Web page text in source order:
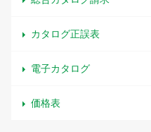
カタログ正誤表
電子カタログ
価格表